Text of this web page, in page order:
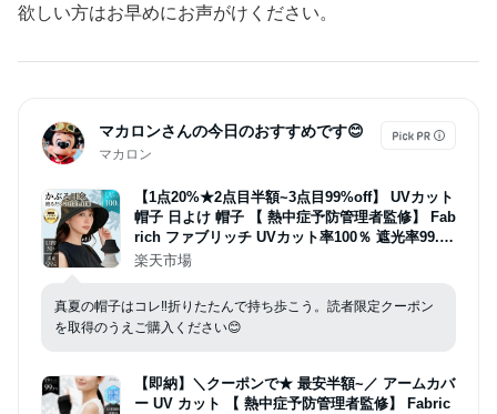
欲しい方はお早めにお声がけください。
マカロンさんの今日のおすすめです😊
マカロン
【1点20%★2点目半額~3点目99%off】 UVカット
帽子 日よけ 帽子 【 熱中症予防管理者監修】 Fab
rich ファブリッチ UVカット率100％ 遮光率99.9
9％以上 UPF50+ 日除け帽子 ワイヤー入り あご
ィース 軽い 涼しい ムレない
楽天市場
真夏の帽子はコレ‼️折りたたんで持ち歩こう。読者限定クーポン
を取得のうえご購入ください😊
【即納】＼クーポンで★ 最安半額~／ アームカバ
ー UV カット 【 熱中症予防管理者監修】 Fabric